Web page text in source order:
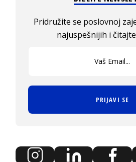
Pridružite se poslovnoj
najuspešnijih i
PRIJAVI SE